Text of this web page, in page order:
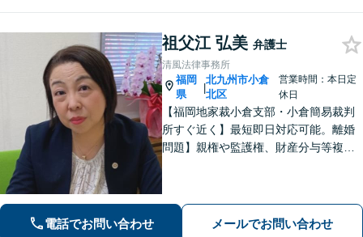
祖父江 弘美 弁護士
清風法律事務所
福岡
県
|
北九州市小倉
北区
営業時間：本日定
休日
【福岡地家裁小倉支部・小倉簡易裁判
所すぐ近く】最短即日対応可能。離婚
問題】親権や監護権、財産分与等複雑
力と交渉力を強みに円満な相続へ。
電話でお問い合わせ メールでお問い合わせ